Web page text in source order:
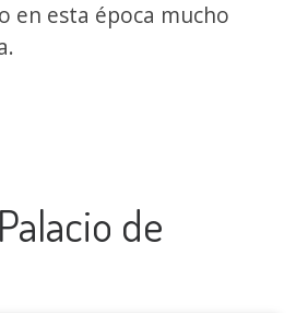
en esta época mucho
de